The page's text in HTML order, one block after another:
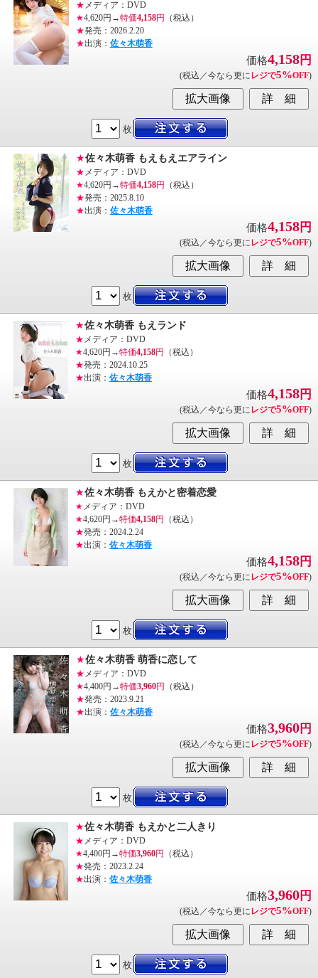
★ メディア：DVD
★4,620円→特価4,158円
（税込）
★発売：2026.2.20
★出演： 佐々木萌香
価格4,158円
(税込／今なら更に レジで5%OFF)
枚
★佐々木萌香 もえもえエアライン
★ メディア：DVD
★4,620円→特価4,158円
（税込）
★発売：2025.8.10
★出演： 佐々木萌香
価格4,158円
(税込／今なら更に レジで5%OFF)
枚
★佐々木萌香 もえランド
★ メディア：DVD
★4,620円→特価4,158円
（税込）
★発売：2024.10.25
★出演： 佐々木萌香
価格4,158円
(税込／今なら更に レジで5%OFF)
枚
★佐々木萌香 もえかと密着恋愛
★ メディア：DVD
★4,620円→特価4,158円
（税込）
★発売：2024.2.24
★出演： 佐々木萌香
価格4,158円
(税込／今なら更に レジで5%OFF)
枚
★佐々木萌香 萌香に恋して
★ メディア：DVD
★4,400円→特価3,960円
（税込）
★発売：2023.9.21
★出演： 佐々木萌香
価格3,960円
(税込／今なら更に レジで5%OFF)
枚
★佐々木萌香 もえかと二人きり
★ メディア：DVD
★4,400円→特価3,960円
（税込）
★発売：2023.2.24
★出演： 佐々木萌香
価格3,960円
(税込／今なら更に レジで5%OFF)
枚